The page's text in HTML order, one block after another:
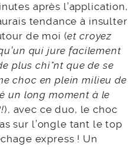
après l’application,
tendance à insulter
de moi (et croyez
qui jure facilement
plus chi*nt que de se
choc en plein milieu de
un long moment à le
), avec ce duo, le choc
sur l’ongle tant le top
express ! Un